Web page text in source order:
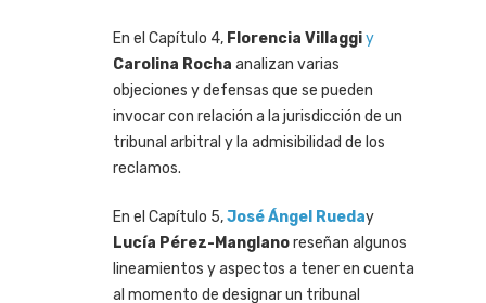
En el Capítulo 4, Florencia Villaggiy
Carolina Rocha analizan varias
objeciones y defensas que se pueden
invocar con relación a la jurisdicción de un
tribunal arbitral y la admisibilidad de los
reclamos.
En el Capítulo 5,José Ángel Rueday
Lucía Pérez-Manglanoreseñan algunos
lineamientos y aspectos a tener en cuenta
al momento de designar un tribunal